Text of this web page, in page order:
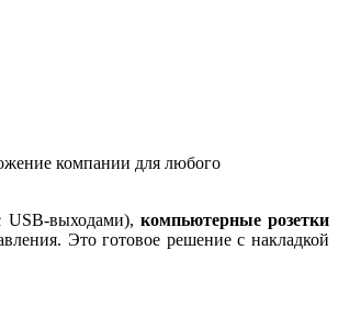
компании для любого
выходами), компьютерные розетки
Это готовое решение с накладкой